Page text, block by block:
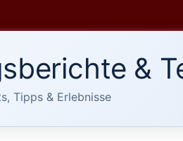
&
Tipps & Erlebnisse